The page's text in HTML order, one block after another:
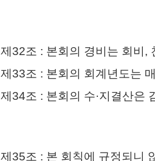
제32조 : 본회의 경비는 회비,
제33조 : 본회의 회계년도는
제34조 : 본회의 수·지결산은
제35조 : 본 회칙에 규정되니